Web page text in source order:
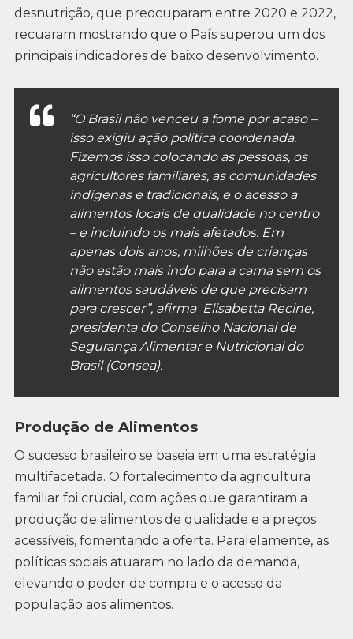
desnutrição, que preocuparam entre 2020 e 2022,
recuaram mostrando que o País superou um dos
principais indicadores de baixo desenvolvimento.
“O Brasil não venceu a fome por acaso –
isso exigiu ação política coordenada.
Fizemos isso colocando as pessoas, os
agricultores familiares, as comunidades
indígenas e tradicionais, e o acesso a
alimentos locais de qualidade no centro
– e incluindo os mais afetados. Em
apenas dois anos, milhões de crianças
não estão mais indo para a cama sem os
alimentos saudáveis de que precisam
para crescer”, afirma Elisabetta Recine,
presidenta do Conselho Nacional de
Segurança Alimentar e Nutricional do
Brasil (Consea).
Produção de Alimentos
O sucesso brasileiro se baseia em uma estratégia
multifacetada. O fortalecimento da agricultura
familiar foi crucial, com ações que garantiram a
produção de alimentos de qualidade e a preços
acessíveis, fomentando a oferta. Paralelamente, as
políticas sociais atuaram no lado da demanda,
elevando o poder de compra e o acesso da
população aos alimentos.